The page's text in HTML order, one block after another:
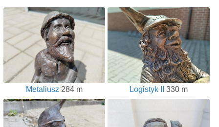
Metaliusz 284 m Logistyk II 330 m